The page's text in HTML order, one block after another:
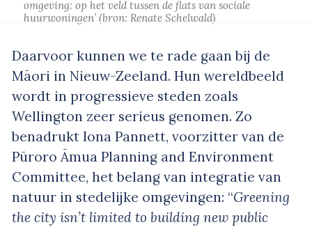
omgeving: op het veld tussen de flats van sociale
huurwoningen’ (bron: Renate Schelwald)
Daarvoor kunnen we te rade gaan bij de
Māori in Nieuw-Zeeland. Hun wereldbeeld
wordt in progressieve steden zoals
Wellington zeer serieus genomen. Zo
benadrukt Iona Pannett, voorzitter van de
Pūroro Āmua Planning and Environment
Committee, het belang van integratie van
natuur in stedelijke omgevingen: “Greening
the city isn’t limited to building new public